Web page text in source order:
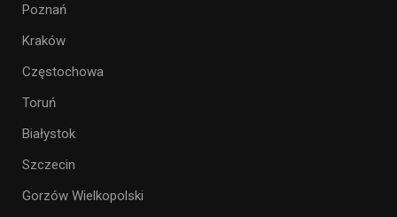
Poznań
Kraków
Częstochowa
Toruń
Białystok
Szczecin
Gorzów Wielkopolski